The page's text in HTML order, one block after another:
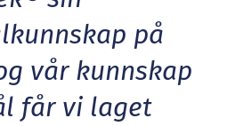
på
vår kunnskap
får vi laget